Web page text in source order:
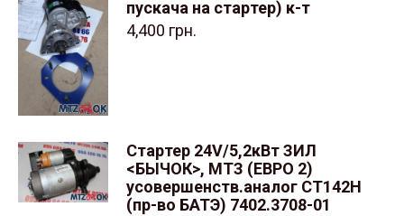
пускача на стартер) к-т
4,400 грн.
Стартер 24V/5,2кВт ЗИЛ
<БЫЧОК>, МТЗ (ЕВРО 2)
усовершенств.аналог СТ142Н
(пр-во БАТЭ) 7402.3708-01